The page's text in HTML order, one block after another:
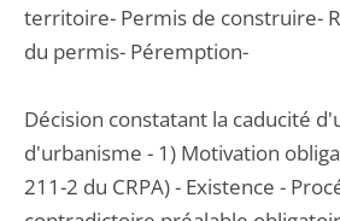
territoire- Permis de construire-
du permis- Péremption-
Décision constatant la caducité
d'urbanisme - 1) Motivation
211-2 du CRPA) - Existence -